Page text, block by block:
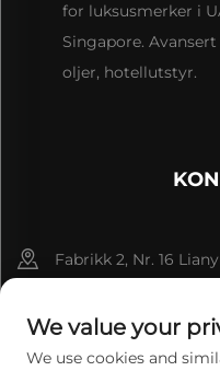
for luksusmerker i
Singapore.
oljer, hotellutstyr.
Fabrikk 2, Nr. 16
We value your
We use cookies and